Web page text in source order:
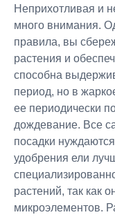
Неприхотливая и
много внимания.
правила, вы
растения и
способна
период, но в
ее периодически
дождевание. Все
посадки
удобрения ели
растений, так как
микроэлементов.